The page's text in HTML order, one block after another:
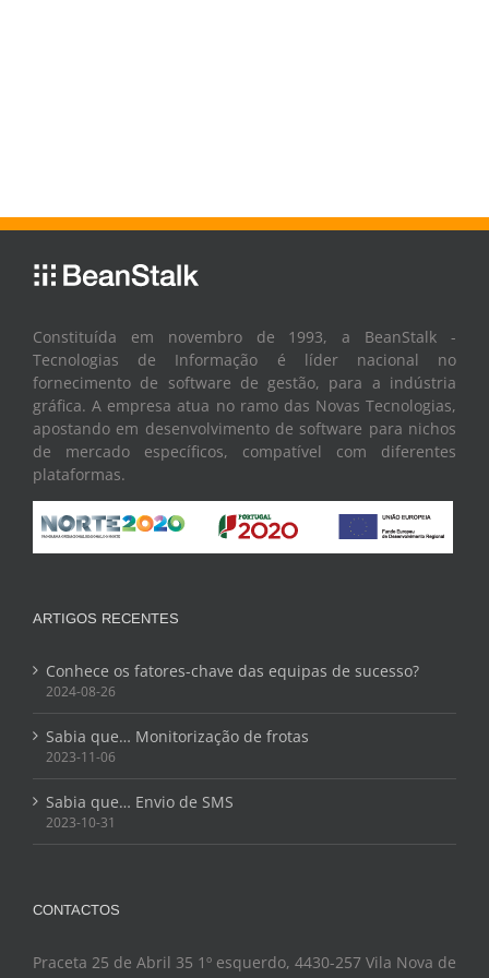
Constituída em novembro de 1993, a BeanStalk -
Tecnologias de Informação é líder nacional no
fornecimento de software de gestão, para a indústria
gráfica. A empresa atua no ramo das Novas Tecnologias,
apostando em desenvolvimento de software para nichos
de mercado específicos, compatível com diferentes
plataformas.
ARTIGOS RECENTES
Conhece os fatores-chave das equipas de sucesso?
2024-08-26
Sabia que… Monitorização de frotas
2023-11-06
Sabia que… Envio de SMS
2023-10-31
CONTACTOS
Praceta 25 de Abril 35 1º esquerdo, 4430-257 Vila Nova de